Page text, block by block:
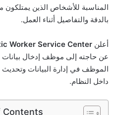
المناسبة للأشخاص الذين يمتلكون
بالدقة والتفاصيل أثناء العمل.
أعلن Worker Service Center
عن حاجته إلى موظف إدخال
الموظف في إدارة البيانات
داخل النظام.
Contents